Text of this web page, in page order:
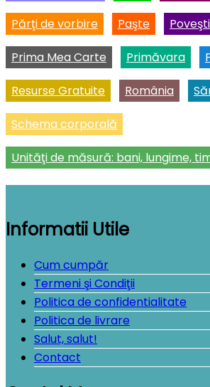
Părţi de vorbire Paşte
Prima Mea Carte Primăvara
Resurse Gratuite România
Schema corporală
Unităţi de măsură: bani, lungime,
Informatii Utile
Cum cumpăr
Termeni şi Condiţii
Politica de confidentialitate
Politica de livrare
Salut, salut!
Contact